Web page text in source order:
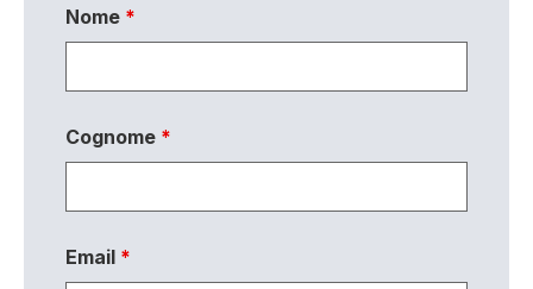
Nome *
Cognome *
Email *